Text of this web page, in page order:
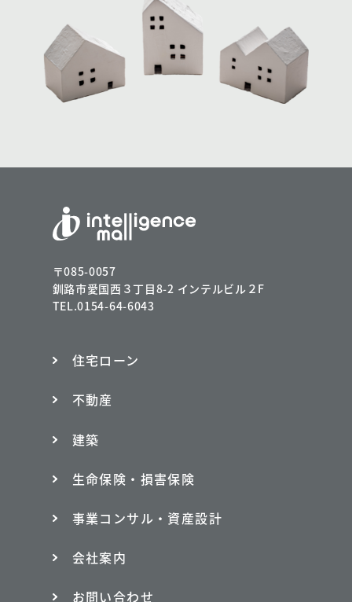
〒085-0057
釧路市愛国西３丁目8-2 インテルビル２F
TEL.0154-64-6043
住宅ローン
不動産
建築
生命保険・損害保険
事業コンサル・資産設計
会社案内
お問い合わせ